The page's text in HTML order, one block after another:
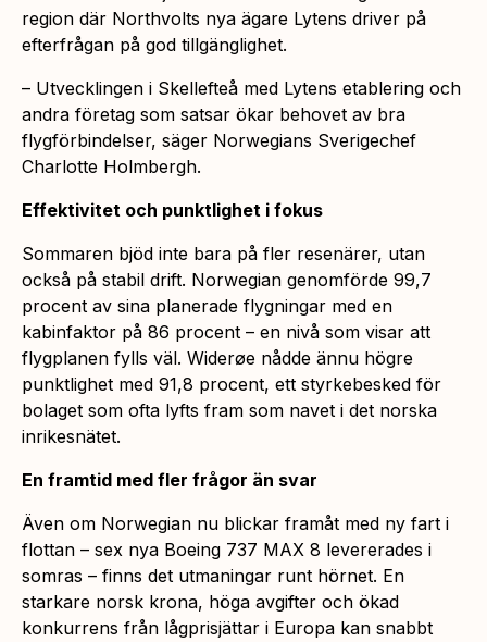
region där Northvolts nya ägare Lytens driver på
efterfrågan på god tillgänglighet.
– Utvecklingen i Skellefteå med Lytens etablering och
andra företag som satsar ökar behovet av bra
flygförbindelser, säger Norwegians Sverigechef
Charlotte Holmbergh.
Effektivitet och punktlighet i fokus
Sommaren bjöd inte bara på fler resenärer, utan
också på stabil drift. Norwegian genomförde 99,7
procent av sina planerade flygningar med en
kabinfaktor på 86 procent – en nivå som visar att
flygplanen fylls väl. Widerøe nådde ännu högre
punktlighet med 91,8 procent, ett styrkebesked för
bolaget som ofta lyfts fram som navet i det norska
inrikesnätet.
En framtid med fler frågor än svar
Även om Norwegian nu blickar framåt med ny fart i
flottan – sex nya Boeing 737 MAX 8 levererades i
somras – finns det utmaningar runt hörnet. En
starkare norsk krona, höga avgifter och ökad
konkurrens från lågprisjättar i Europa kan snabbt